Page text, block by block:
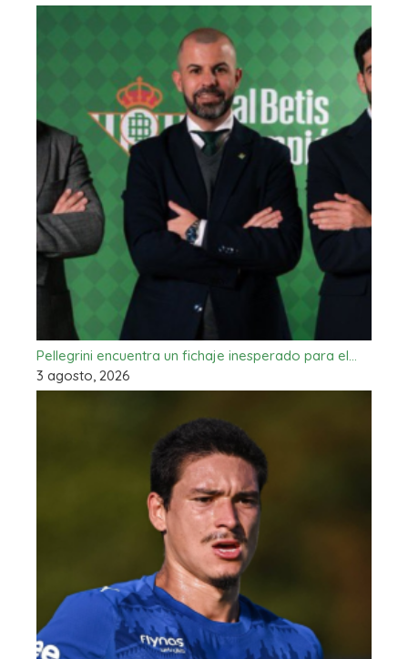
Pellegrini encuentra un fichaje inesperado para el…
3 agosto, 2026